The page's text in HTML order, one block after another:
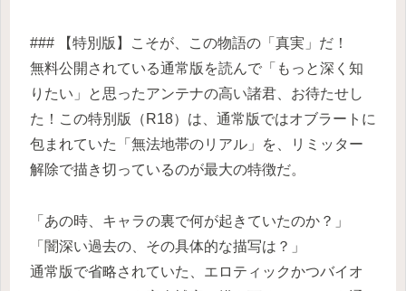
### 【特別版】こそが、この物語の「真実」だ！
無料公開されている通常版を読んで「もっと深く知
りたい」と思ったアンテナの高い諸君、お待たせし
た！この特別版（R18）は、通常版ではオブラートに
包まれていた「無法地帯のリアル」を、リミッター
解除で描き切っているのが最大の特徴だ。
「あの時、キャラの裏で何が起きていたのか？」
「闇深い過去の、その具体的な描写は？」
通常版で省略されていた、エロティックかつバイオ